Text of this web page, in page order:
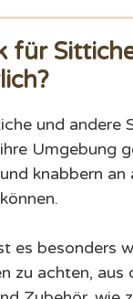
für
und andere
Umgebung
knabbern an
es besonders
zu achten, aus